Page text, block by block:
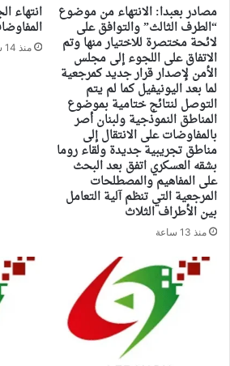
مصادر بعبدا: الانتهاء من موضوع
“الطرف الثالث” والتوافق على
لائحة مختصرة للاختيار منها وتم
الاتفاق على اللجوء إلى مجلس
الأمن لإصدار قرار جديد كمرجعية
لما بعد اليونيفيل كما لم يتم
التوصل لنتائج ختامية بموضوع
المناطق النموذجية ولبنان أصر
بالمفاوضات على الانتقال إلى
مناطق تجريبية جديدة ولقاء روما
بشقه العسكري اتفق بعد البحث
على المفاهيم والمصطلحات
المرجعية التي تنظم آلية التعامل
بين الأطراف الثلاث
منذ 13 ساعة
انتهاء
منذ 14 ساعة